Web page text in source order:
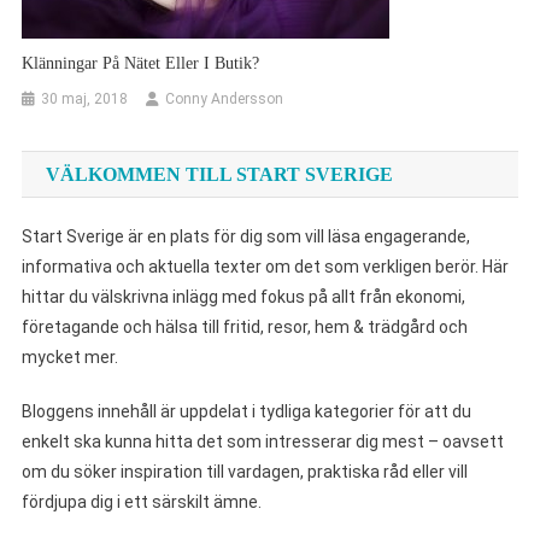
Klänningar På Nätet Eller I Butik?
30 maj, 2018 Conny Andersson
VÄLKOMMEN TILL START SVERIGE
Start Sverige är en plats för dig som vill läsa engagerande,
informativa och aktuella texter om det som verkligen berör. Här
hittar du välskrivna inlägg med fokus på allt från ekonomi,
företagande och hälsa till fritid, resor, hem & trädgård och
mycket mer.
Bloggens innehåll är uppdelat i tydliga kategorier för att du
enkelt ska kunna hitta det som intresserar dig mest – oavsett
om du söker inspiration till vardagen, praktiska råd eller vill
fördjupa dig i ett särskilt ämne.